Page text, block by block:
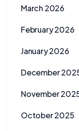
March 2026
February 2026
January 2026
December
November
October 2025